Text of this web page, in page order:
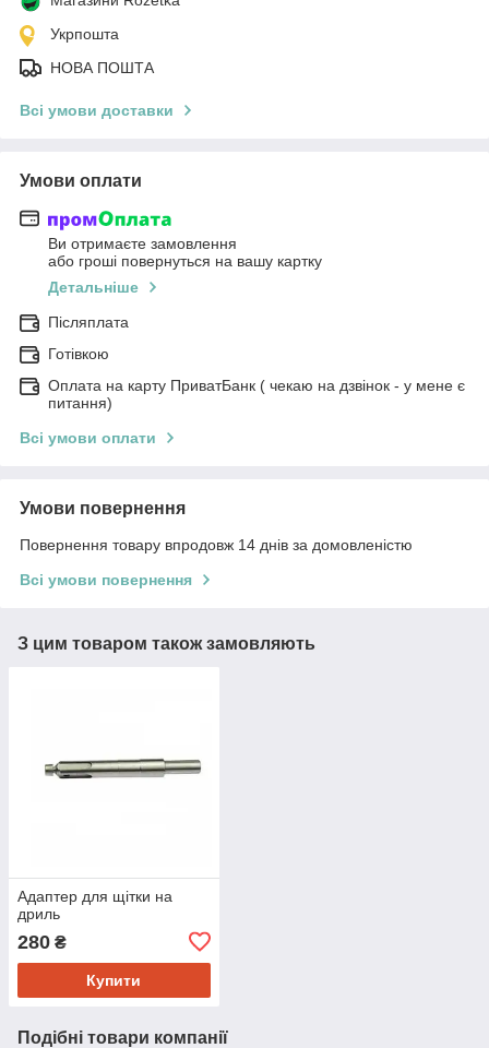
Укрпошта
НОВА ПОШТА
Всі умови доставки
Умови оплати
Ви отримаєте замовлення
або гроші повернуться на вашу картку
Детальніше
Післяплата
Готівкою
Оплата на карту ПриватБанк ( чекаю на дзвінок - у мене є
питання)
Всі умови оплати
Умови повернення
Повернення товару впродовж 14 днів за домовленістю
Всі умови повернення
З цим товаром також замовляють
Адаптер для щітки на
дриль
280 ₴
Купити
Подібні товари компанії